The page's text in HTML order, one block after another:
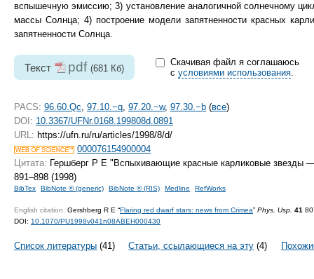
вспышечную эмиссию; 3) установление аналогичной солнечному
массы Солнца; 4) построение модели запятненности красных
запятненности Солнца.
Текст pdf (681 Кб)
Скачивая файл я соглашаюсь
с условиями использования.
PACS: 96.60.Qc 97.10.−q 97.20.−w, 97.30.−b (все)
DOI: 10.3367/UFNr.0168.199808d.0891
URL: https://ufn.ru/ru/articles/1998/8/d/
000076154900004
Цитата: Гершберг Р Е "Вспыхивающие красные карликовые звезды
891–898 (1998)
BibTex BibNote ® (generic) BibNote ® (RIS) Medline RefWorks
English citation: Gershberg R E “Flaring red dwarf stars: news from Crimea” Phys. Usp. 41
DOI: 10.1070/PU1998v041n08ABEH000430
Список литературы (41) Статьи, ссылающиеся на эту (4)